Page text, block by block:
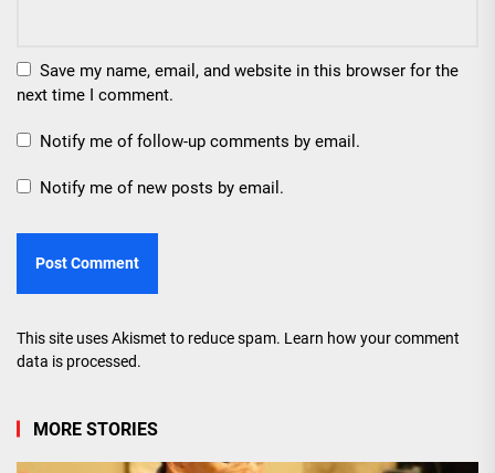
Save my name, email, and website in this browser for the
next time I comment.
Notify me of follow-up comments by email.
Notify me of new posts by email.
This site uses Akismet to reduce spam. Learn how your comment
data is processed.
MORE STORIES